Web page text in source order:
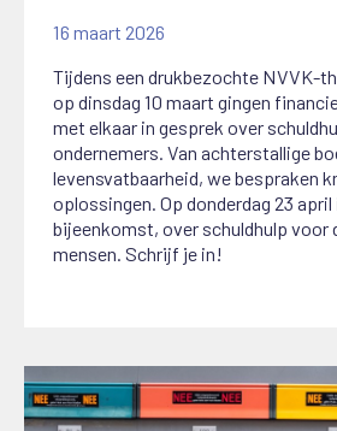
16 maart 2026
Tijdens een drukbezochte NVVK-
op dinsdag 10 maart gingen
met elkaar in gesprek over
ondernemers. Van achterstallige
levensvatbaarheid, we bespraken
oplossingen. Op donderdag 23
bijeenkomst, over schuldhulp voor
mensen. Schrijf je in!